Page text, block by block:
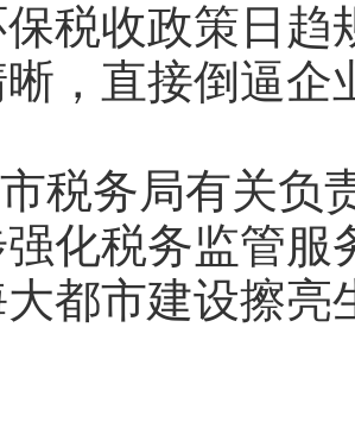
税收政策日趋
，直接倒逼企
税务局有关负
化税务监管服
都市建设擦亮